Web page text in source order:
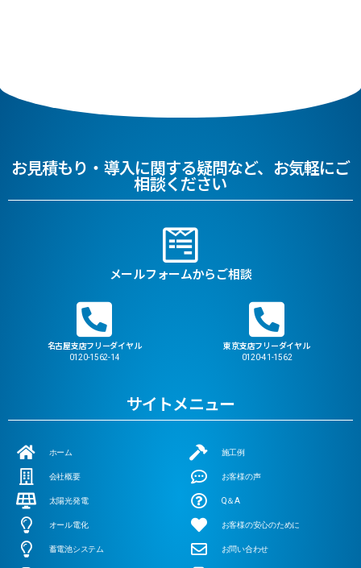
お見積もり・導入に関する疑問など、お気軽にご
相談ください
メールフォームからご相談
名古屋支店フリーダイヤル
0120-1562-14
東京支店フリーダイヤル
0120-41-1562
サイトメニュー
ホーム
会社概要
太陽光発電
オール電化
蓄電池システム
施工例
お客様の声
Q＆A
お客様の安心のために
お問い合わせ